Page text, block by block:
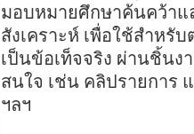
มอบหมายศึกษาค้นคว้าแ
สังเคราะห์ เพื่อใช้สำหรั
เป็นข้อเท็จจริง ผ่านชิ้น
สนใจ เช่น คลิปรายการ
ฯลฯ